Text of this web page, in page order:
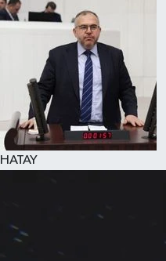
HATAY
Spor
Teknoloji
Yaşam